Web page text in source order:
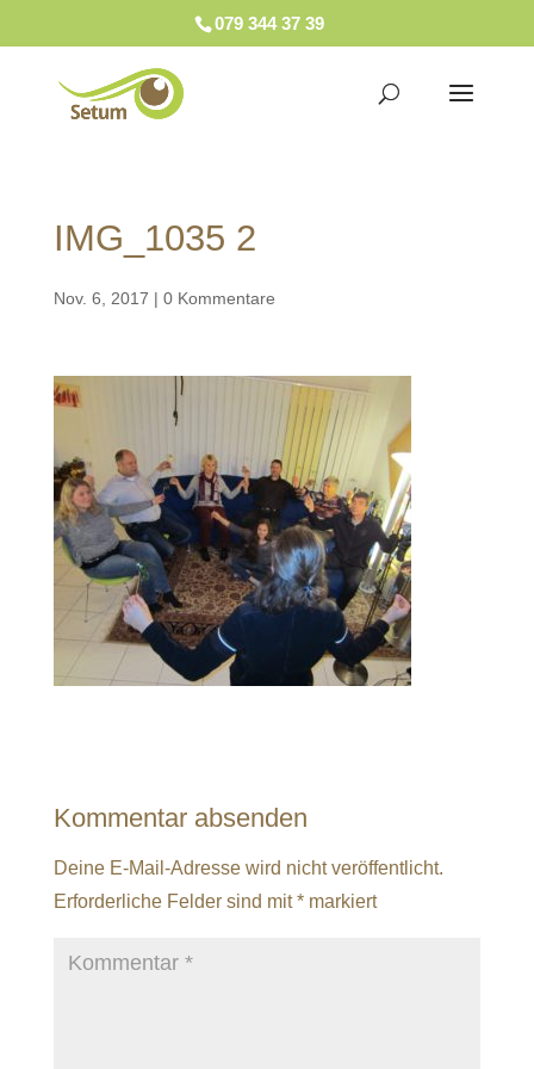
079 344 37 39
IMG_1035 2
Nov. 6, 2017 | 0 Kommentare
Kommentar absenden
Deine E-Mail-Adresse wird nicht veröffentlicht.
Erforderliche Felder sind mit*markiert